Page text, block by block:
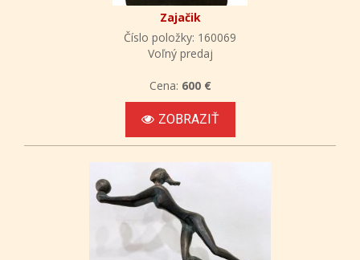
Zajačik
Číslo položky: 160069
Voľný predaj
Cena: 600 €
ZOBRAZIŤ